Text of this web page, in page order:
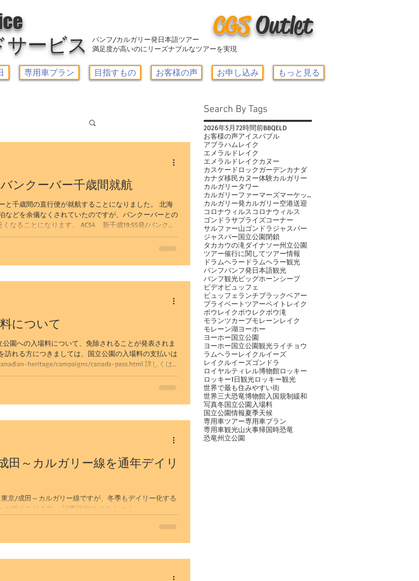
ービス
CGSOutlet
バンフ/カルガリー発日本語ツアー
満足度が高いのにリーズナブルなツアーを実現
専用車プラン 目指すもの お客様の声 お申し込み もっと見る
ラ
光
イスバブル
ー自然探訪
ンクーバー千歳間就航
と千歳間の直行便が就航することになりました。 北海
などを余儀なくされていたのですが、バンクーバーとの
なることになります。 AC54 新千歳19:55発/バンクー
発/新千歳15:35着（翌日）/月・木・土 運行期間は、
について
園への入場料について、免除されることが発表されま
訪れる方につきましては、国立公園の入場料の支払いは
heritage/campaigns/canada-pass.html 詳しくは
～カルガリー線を通年デイリ
京/成田～カルガリー線ですが、冬季もデイリー化する
近くなります。 記事詳細は こちら から
Search By Tags
2026年5月72時間前BBQELD
お客様の声アイスバブル
アブラハムレイク
エメラルドレイク
エメラルドレイクカヌー
カスケードロックガーデンカナダ
カナダ移民カヌー体験カルガリー
カルガリータワー
カルガリーファーマーズマーケット
カルガリー発カルガリー空港送迎
コロナウィルス コロナウィルス
ゴンドラサプライズコーナー
サルファー山ゴンドラジャスパー
ジャスパー国立公園閉鎖
タカカウの滝ダイナソー州立公園
ツアー催行に関してツアー情報
ドラムヘラー ドラムヘラー観光
バンフバンフ発日本語観光
バンフ観光ビッグホーンシープ
ビデオビュッフェ
ビュッフェランチブラックベアー
プライベートツアーペイトレイク
ボウレイクボウレクボウ滝
モランツカーブモレーンレイク
モレーン湖ヨーホー
ヨーホー国立公園
ヨーホー国立公園観光ライチョウ
ラムヘラーレイクルイーズ
レイクルイーズゴンドラ
ロイヤルティレル博物館ロッキー
ロッキー1日観光ロッキー観光
世界で最も住みやすい街
世界三大恐竜博物館入国規制緩和
写真冬国立公園入場料
国立公園情報夏季天候
専用車ツアー専用車プラン
専用車観光山火事帰国時恐竜
恐竜州立公園